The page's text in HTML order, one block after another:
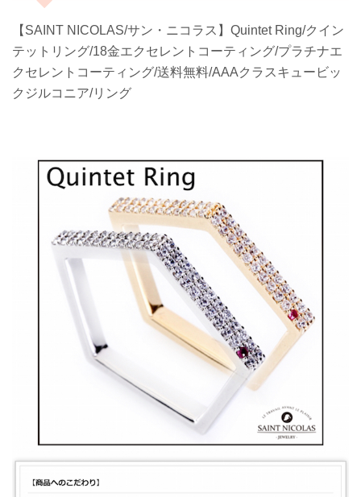
【SAINT NICOLAS/サン・ニコラス】Quintet Ring/クイン
テットリング/18金エクセレントコーティング/プラチナエ
クセレントコーティング/送料無料/AAAクラスキュービッ
クジルコニア/リング